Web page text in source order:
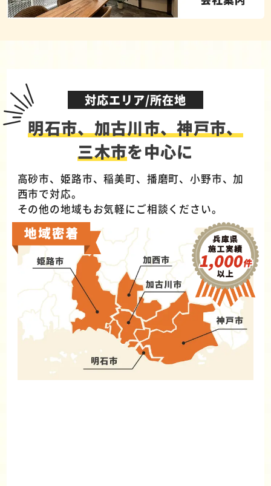
対応エリア/所在地
明石市、加古川市、神戸市、
三木市を中心に
高砂市、姫路市、稲美町、播磨町、小野市、加
西市で対応。
その他の地域もお気軽にご相談ください。